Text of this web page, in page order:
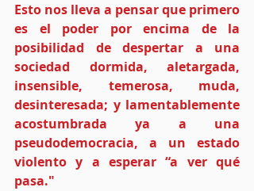
Esto nos lleva a pensar que primero
es el poder por encima de la
posibilidad de despertar a una
sociedad dormida, aletargada,
insensible, temerosa, muda,
desinteresada; y lamentablemente
acostumbrada ya a una
pseudodemocracia, a un estado
violento y a esperar “a ver qué
pasa."